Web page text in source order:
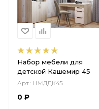
Набор мебели для
детской Кашемир 45
Арт.: НМДДК45
0 ₽